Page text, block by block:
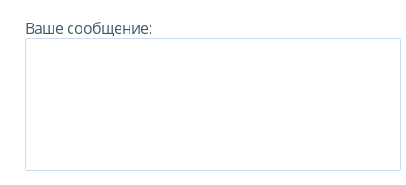
Ваше сообщение: